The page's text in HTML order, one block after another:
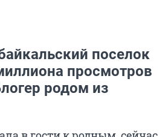
поселок
просмотров
родом из